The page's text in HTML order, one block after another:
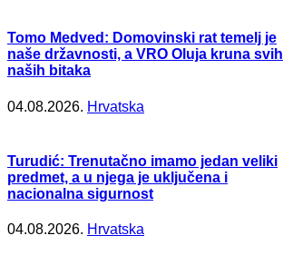
Tomo Medved: Domovinski rat temelj je
naše državnosti, a VRO Oluja kruna svih
naših bitaka
04.08.2026. Hrvatska
Turudić: Trenutačno imamo jedan veliki
predmet, a u njega je uključena i
nacionalna sigurnost
04.08.2026. Hrvatska